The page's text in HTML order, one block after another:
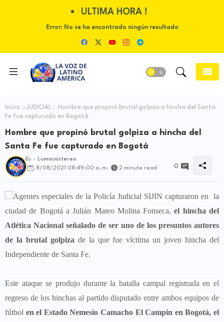
ULTIMA HORA !
Error:No se ha encontrado ningún resultado
Inicio JUDICIAL
Hombre que propinó brutal golpiza a hincha del Santa
Fe fue capturado en Bogotá
Hombre que propinó brutal golpiza a hincha del
Santa Fe fue capturado en Bogotá
By -
Lumacastereo
8/08/2021 08:49:00 a. m.
2 minute read 0
Agentes especiales de la Policía Judicial SIJIN capturaron en la
ciudad de Bogotá a Julián Mateo Molina Fonseca, el hincha del
Atlética Nacional señalado de ser uno de los presuntos autores
de la brutal golpiza de la que fue víctima un joven hincha del
Independiente de Santa Fe.
Este ataque se produjo durante la batalla campal registrada en el
regreso de los hinchas al partido disputado entre ambos equipos de
fútbol en el Estado Nemesio Camacho El Campin en Bogotá, el